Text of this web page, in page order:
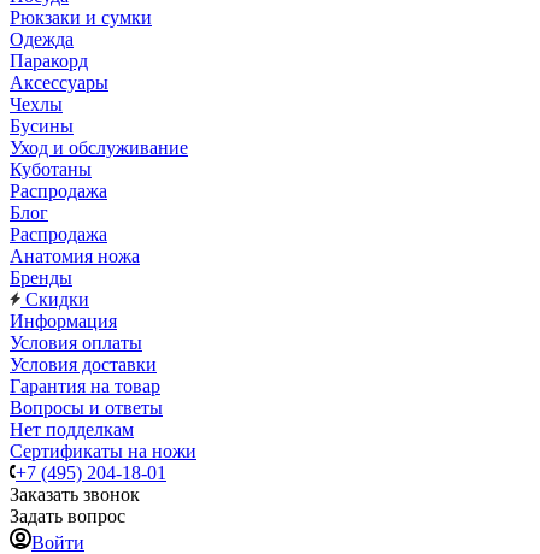
Рюкзаки и сумки
Одежда
Паракорд
Аксессуары
Чехлы
Бусины
Уход и обслуживание
Куботаны
Распродажа
Блог
Распродажа
Анатомия ножа
Бренды
Скидки
Информация
Условия оплаты
Условия доставки
Гарантия на товар
Вопросы и ответы
Нет подделкам
Сертификаты на ножи
+7 (495) 204-18-01
Заказать звонок
Задать вопрос
Войти